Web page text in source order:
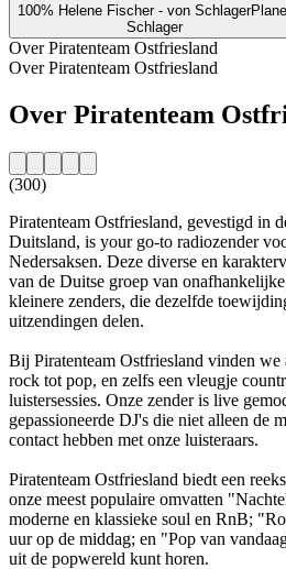
100% Helene Fischer - von
Schlager
Over Piratenteam Ostfriesland
Over Piratenteam Ostfriesland
Over Piratenteam
(300)
Piratenteam Ostfriesland, gevestigd in
Duitsland, is your go-to radiozender
Nedersaksen. Deze diverse en
van de Duitse groep van
kleinere zenders, die dezelfde
uitzendingen delen.
Bij Piratenteam Ostfriesland vinden we
rock tot pop, en zelfs een vleugje
luistersessies. Onze zender is live
gepassioneerde DJ's die niet alleen de
contact hebben met onze luisteraars.
Piratenteam Ostfriesland biedt een
onze meest populaire omvatten
moderne en klassieke soul en RnB;
uur op de middag; en "Pop van
uit de popwereld kunt horen.